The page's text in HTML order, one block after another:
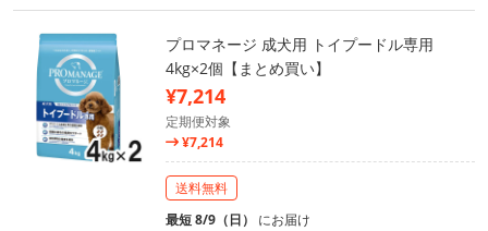
プロマネージ 成犬用 トイプードル専用
4kg×2個【まとめ買い】
¥7,214
定期便対象
¥7,214
送料無料
最短 8/9（日） にお届け